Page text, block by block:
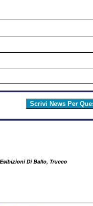
Di Ballo, Trucco